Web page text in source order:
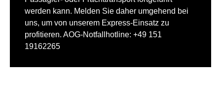
werden kann. Melden Sie daher umgehend bei
uns, um von unserem Express-Einsatz zu
profitieren. AOG-Notfallhotline: +49 151
19162265